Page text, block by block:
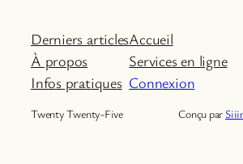
Derniers articles
À propos
Infos pratiques
Accueil
Services en ligne
Connexion
Twenty Twenty-Five Conçu par